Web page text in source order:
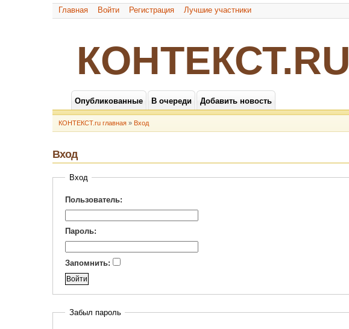
Главная Войти Регистрация Лучшие участники
КОНТЕКСТ.RU
Опубликованные В очереди Добавить новость
КОНТЕКСТ.ru главная »Вход
Вход
Вход
Пользователь:
Пароль:
Запомнить:
Забыл пароль